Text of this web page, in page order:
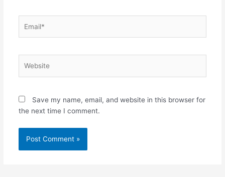
Save my name, email, and website in this browser for
the next time I comment.